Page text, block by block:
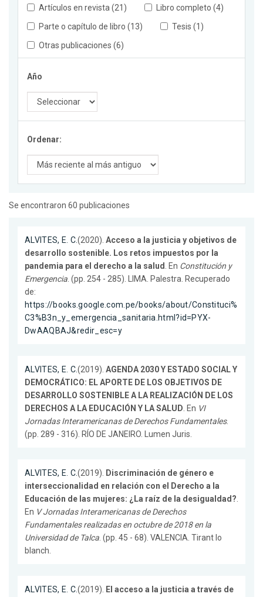
Artículos en revista (21)
Libro completo (4)
Parte o capítulo de libro (13)
Tesis (1)
Otras publicaciones (6)
Año
Ordenar:
Se encontraron 60 publicaciones
ALVITES, E. C.(2020).Acceso a la justicia y objetivos de
desarrollo sostenible. Los retos impuestos por la
pandemia para el derecho a la salud. En Constitución y
Emergencia. (pp. 254 - 285). LIMA. Palestra. Recuperado
de:
https://books.google.com.pe/books/about/Constituci%
C3%B3n_y_emergencia_sanitaria.html?id=PYX-
DwAAQBAJ&redir_esc=y
ALVITES, E. C.(2019).AGENDA 2030 Y ESTADO SOCIAL Y
DEMOCRÁTICO: EL APORTE DE LOS OBJETIVOS DE
DESARROLLO SOSTENIBLE A LA REALIZACIÓN DE LOS
DERECHOS A LA EDUCACIÓN Y LA SALUD. En VI
Jornadas Interamericanas de Derechos Fundamentales.
(pp. 289 - 316). RÍO DE JANEIRO. Lumen Juris.
ALVITES, E. C.(2019). Discriminación de género e
interseccionalidad en relación con el Derecho a la
Educación de las mujeres: ¿La raíz de la desigualdad?.
En V Jornadas Interamericanas de Derechos
Fundamentales realizadas en octubre de 2018 en la
Universidad de Talca. (pp. 45 - 68). VALENCIA. Tirant lo
blanch.
ALVITES, E. C.(2019). El acceso a la justicia a través de